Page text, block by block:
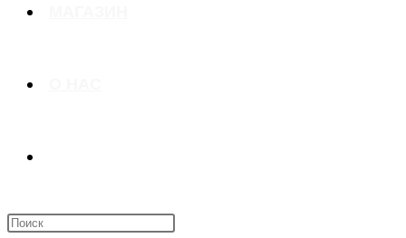
ПОИСК